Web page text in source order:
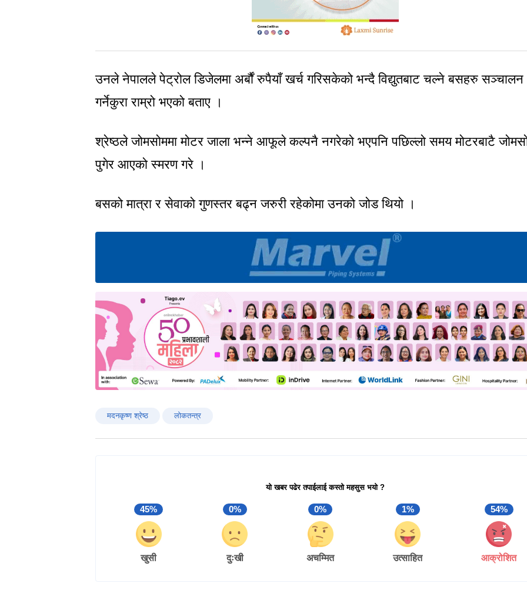
उनले नेपालले पेट्रोल डिजेलमा अर्बौं रुपैयाँ खर्च गरिसकेको भन्दै विद्युतबाट चल्ने बसहरु सञ्चालन
गर्नेकुरा राम्रो भएको बताए ।
श्रेष्ठले जोमसोममा मोटर जाला भन्ने आफूले कल्पनै नगरेको भएपनि पछिल्लो समय मोटरबाटै
पुगेर आएको स्मरण गरे ।
बसको मात्रा र सेवाको गुणस्तर बढ्न जरुरी रहेकोमा उनको जोड थियो ।
मदनकृष्ण श्रेष्ठ लोकतन्त्र
यो खबर पढेर तपाईलाई कस्तो महसुस भयो ?
45%
खुसी
0%
दुःखी
0%
अचम्मित
1%
उत्साहित
54%
आक्रोशित